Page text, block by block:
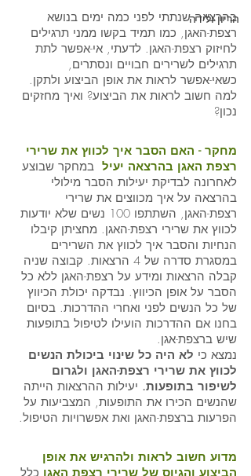
הריון ולידה
בהרצאה שנתתי לפני כמה ימים בנושא
רצפת-האגן, כמו תמיד בקשו ממני תרגילים
לחיזוק רצפת-האגן. לדעתי, אי-אפשר לתת
תרגילים לשרירים חבויים ונסתרים,
כשאי-אפשר לראות את אופן הביצוע ולתקן.
למה חשוב לראות את הביצוע? ואיך מחזקים
נכון?
מחקר - האם הסבר איך לכווץ את שרירי
רצפת האגן בהרצאה יעיל במחקר שבוצע
לאחרונה לבדיקת יעילות הסבר מילולי
בהרצאה על איך מכווצים את שרירי
רצפת-האגן, השתתפו 100 נשים שלא יודעות
לכווץ את שרירי רצפת-האגן. מחציתן קיבלו
הנחיות והסבר איך לכווץ את השרירים
במסגרת סדרה של 4 הרצאות. קבוצה שניה
קבלה הרצאות ומידע על רצפת-האגן ללא כל
הסבר על אופן הכיווץ. נבדקה יכולת הכיווץ
של כל הנשים לפני ואחרי ההדרכות. בסיום
בחנו אם ההדרכות הועילו לטיפול בתופעות
שיש ברצפת-אגן.
נמצא כי לא היה כל שינוי ביכולת הנשים
לכווץ את שרירי רצפת-האגן ולגרום
לשיפור בתופעות. יעילות ההרצאות הייתה
שהנשים הכירו את התופעות, המצביעות על
הפרעות ברצפת-האגן ואת אפשרויות הטיפול.
מדוע חשוב לראות ולהרגיש את אופן
הביצוע והגיוס של שרירי רצפת האגן כלל